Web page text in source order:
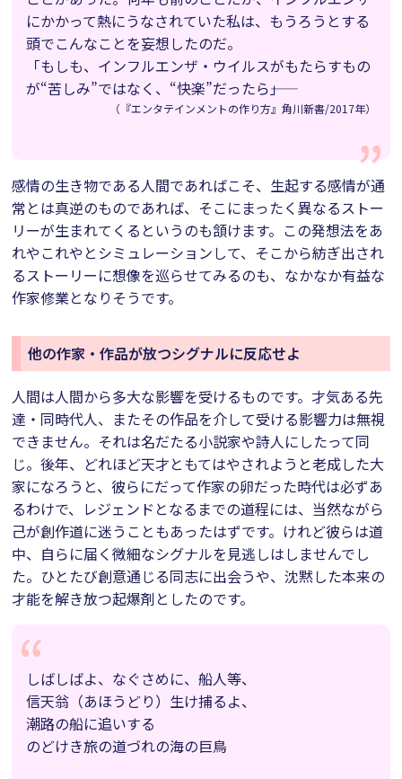
にかかって熱にうなされていた私は、もうろうとする
頭でこんなことを妄想したのだ。
「もしも、インフルエンザ・ウイルスがもたらすもの
が“苦しみ”ではなく、“快楽”だったら――」
（『エンタテインメントの作り方』角川新書/2017年）
感情の生き物である人間であればこそ、生起する感情が通
常とは真逆のものであれば、そこにまったく異なるストー
リーが生まれてくるというのも頷けます。この発想法をあ
れやこれやとシミュレーションして、そこから紡ぎ出され
るストーリーに想像を巡らせてみるのも、なかなか有益な
作家修業となりそうです。
他の作家・作品が放つシグナルに反応せよ
人間は人間から多大な影響を受けるものです。才気ある先
達・同時代人、またその作品を介して受ける影響力は無視
できません。それは名だたる小説家や詩人にしたって同
じ。後年、どれほど天才ともてはやされようと老成した大
家になろうと、彼らにだって作家の卵だった時代は必ずあ
るわけで、レジェンドとなるまでの道程には、当然ながら
己が創作道に迷うこともあったはずです。けれど彼らは道
中、自らに届く微細なシグナルを見逃しはしませんでし
た。ひとたび創意通じる同志に出会うや、沈黙した本来の
才能を解き放つ起爆剤としたのです。
しばしばよ、なぐさめに、船人等、
信天翁（あほうどり）生け捕るよ、
潮路の船に追いする
のどけき旅の道づれの海の巨鳥